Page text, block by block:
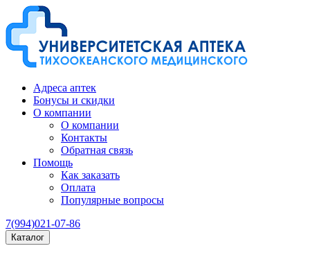
Адреса аптек
Бонусы и скидки
О компании
О компании
Контакты
Обратная связь
Помощь
Как заказать
Оплата
Популярные вопросы
7(994)021-07-86
Каталог